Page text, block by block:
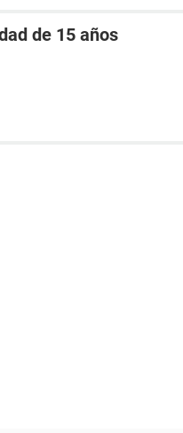
de 15 años